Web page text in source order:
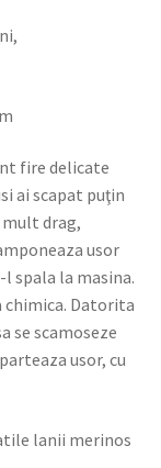
fire delicate
ai scapat puţin
drag,
usor
l spala la masina.
Datorita
se scamoseze
usor, cu
lanii merinos